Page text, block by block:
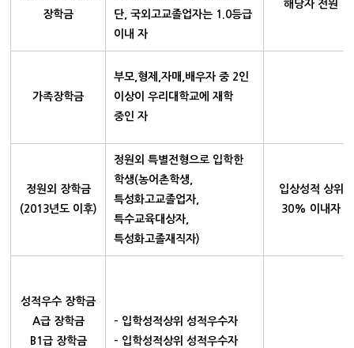
장학금
단, 국외고교졸업자는 1.0등급
이내 자
해당자 전원
가족장학금
부모,형제,자매,배우자 중 2인
이상이 우리대학교에 재학
중인 자
정원외 장학금
(2013년도 이후)
정원외 특별전형으로 입학한
학생(농어촌학생,
특성화고교졸업자,
특수교육대상자,
특성화고졸재직자)
입상성적 상위
30% 이내자
성적우수 장학금
A급 장학금
B1급 장학금
- 입학성적상위 성적우수자
- 입학성적상위 성적우수자